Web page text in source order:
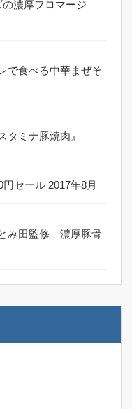
濃厚フロマージ
で食べる中華まぜそ
タミナ豚焼肉』
セール 2017年8月
み田監修 濃厚豚骨